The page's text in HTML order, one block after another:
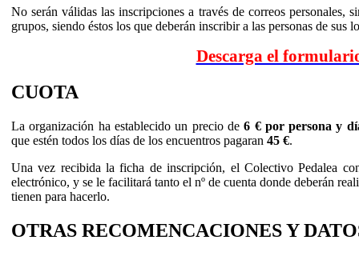
No serán válidas las inscripciones a través de correos personales,
grupos, siendo éstos los que deberán inscribir a las personas de sus
Descarga el
CUOTA
La organización ha establecido un precio de6 € por persona y
que estén todos los días de los encuentros pagaran 45 €.
Una vez recibida la ficha de inscripción, el Colectivo Pedalea
electrónico, y se le facilitará tanto el nº de cuenta donde deberán
tienen para hacerlo.
OTRAS RECOMENCACIONES Y